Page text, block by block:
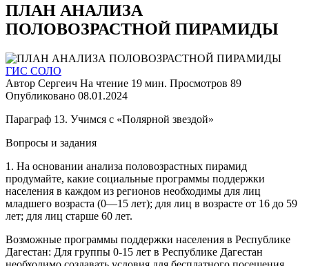
ПЛАН АНАЛИЗА
ПОЛОВОЗРАСТНОЙ ПИРАМИДЫ
ГИС СОЛО
Автор Сергеич На чтение 19 мин. Просмотров 89
Опубликовано 08.01.2024
Параграф 13. Учимся с «Полярной звездой»
Вопросы и задания
1. На основании анализа половозрастных пирамид
продумайте, какие социальные программы поддержки
населения в каждом из регионов необходимы для лиц
младшего возраста (0—15 лет); для лиц в возрасте от 16 до 59
лет; для лиц старше 60 лет.
Возможные программы поддержки населения в Республике
Дагестан: Для группы 0-15 лет в Республике Дагестан